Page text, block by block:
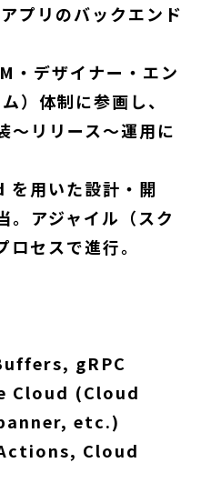
プリのバックエンド
・デザイナー・エン
）体制に参画し、
〜リリース〜運用に
用いた設計・開
。アジャイル（スク
セスで進行。
gRPC
Cloud (Cloud
etc.)
Cloud